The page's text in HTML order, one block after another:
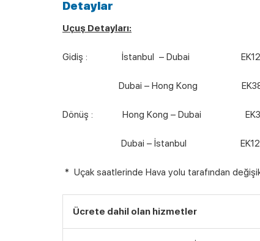
Detaylar
Uçuş Detayları:
Gidiş : İstanbul – Dubai EK122
Dubai – Hong Kong EK382
Dönüş : Hong Kong – Dubai EK381
Dubai – İstanbul EK123
* Uçak saatlerinde Hava yolu tarafından
Ücrete dahil olan hizmetler